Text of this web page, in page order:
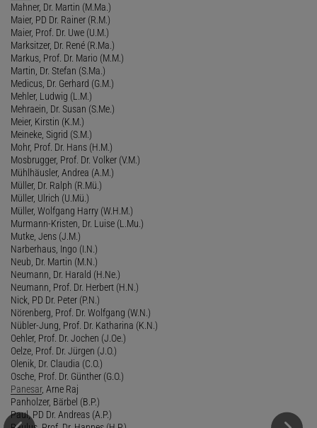
Mahner, Dr. Martin (M.Ma.)
Maier, PD Dr. Rainer (R.M.)
Maier, Prof. Dr. Uwe (U.M.)
Marksitzer, Dr. René (R.Ma.)
Markus, Prof. Dr. Mario (M.M.)
Martin, Dr. Stefan (S.Ma.)
Medicus, Dr. Gerhard (G.M.)
Mehler, Ludwig (L.M.)
Mehraein, Dr. Susan (S.Me.)
Meier, Kirstin (K.M.)
Meineke, Sigrid (S.M.)
Mohr, Prof. Dr. Hans (H.M.)
Mosbrugger, Prof. Dr. Volker (V.M.)
Mühlhäusler, Andrea (A.M.)
Müller, Dr. Ralph (R.Mü.)
Müller, Ulrich (U.Mü.)
Müller, Wolfgang Harry (W.H.M.)
Murmann-Kristen, Dr. Luise (L.Mu.)
Mutke, Jens (J.M.)
Narberhaus, Ingo (I.N.)
Neub, Dr. Martin (M.N.)
Neumann, Dr. Harald (H.Ne.)
Neumann, Prof. Dr. Herbert (H.N.)
Nick, PD Dr. Peter (P.N.)
Nörenberg, Prof. Dr. Wolfgang (W.N.)
Nübler-Jung, Prof. Dr. Katharina (K.N.)
Oehler, Prof. Dr. Jochen (J.Oe.)
Oelze, Prof. Dr. Jürgen (J.O.)
Olenik, Dr. Claudia (C.O.)
Osche, Prof. Dr. Günther (G.O.)
Panesar, Arne Raj
Panholzer, Bärbel (B.P.)
Paul, PD Dr. Andreas (A.P.)